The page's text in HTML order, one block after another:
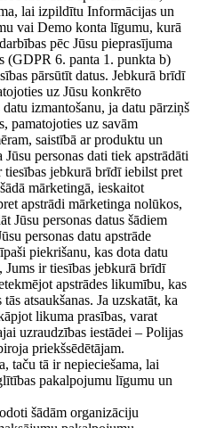
lai izpildītu Informācijas un
vai Demo konta līgumu, kurā
pēc Jūsu pieprasījuma
(GDPR 6. panta 1. punkta b)
pārsūtīt datus. Jebkurā brīdī
uz Jūsu konkrēto
izmantošanu, ja datu pārziņš
pamatojoties uz savām
saistībā ar produktu un
personas dati tiek apstrādāti
jebkurā brīdī iebilst pret
mārketingā, ieskaitot
apstrādi mārketinga nolūkos,
Jūsu personas datus šādiem
personas datu apstrāde
piekrišanu, kas dota datu
ir tiesības jebkurā brīdī
apstrādes likumību, kas
atsaukšanas. Ja uzskatāt, ka
likuma prasības, varat
uzraudzības iestādei – Polijas
priekšsēdētājam.
taču tā ir nepieciešama, lai
pakalpojumu līgumu un
šādām organizāciju